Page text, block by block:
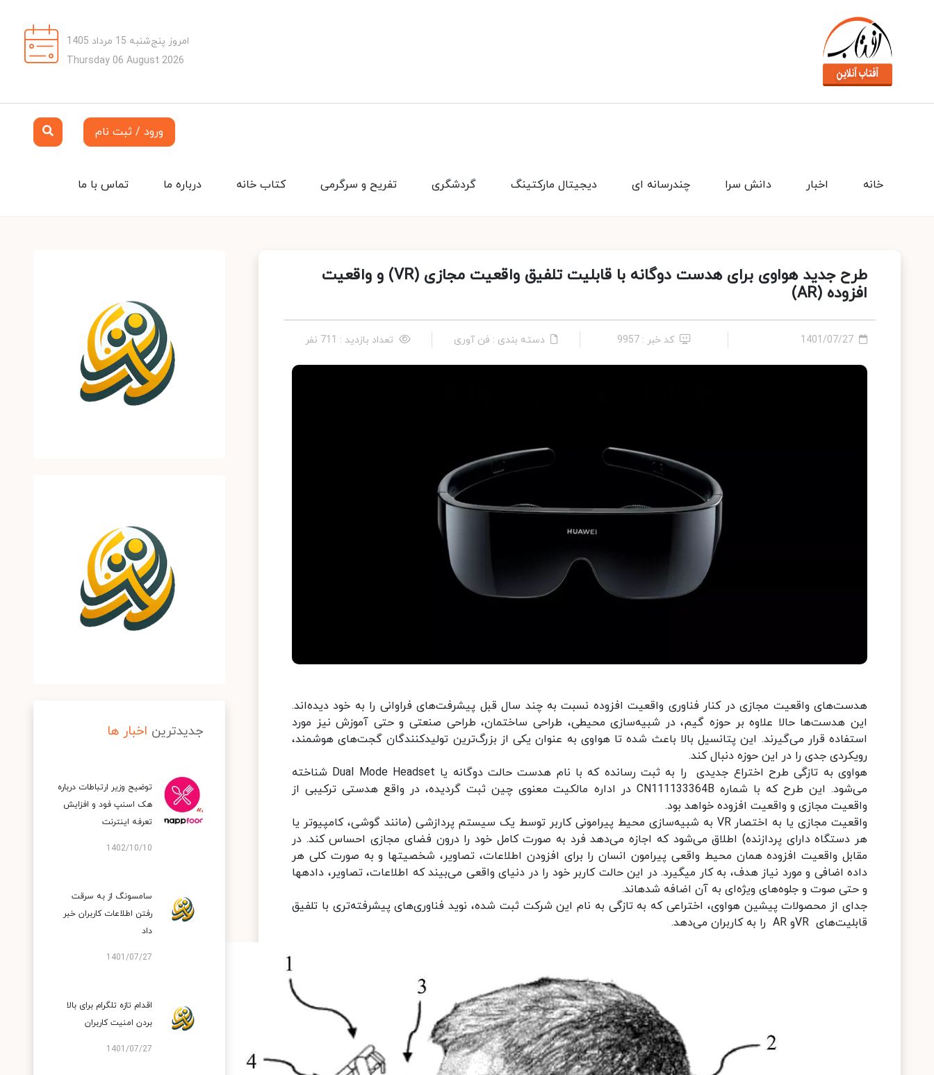
امروز پنج‌شنبه 15 مرداد 1405
Thursday 06 August 2026
ورود / ثبت نام
تماس با ما درباره ما کتاب خانه تفریح و سرگرمی گردشگری دیجیتال مارکتینگ چندرسانه ای دانش سرا اخبار خانه
طرح جدید هواوی برای هدست دوگانه با قابلیت تلفیق واقعیت مجازی (VR) و واقعیت
افزوده (AR)
1401/07/27 کد خبر : 9957 دسته بندی : فن آوری تعداد بازدید : 711 نفر
هدست‌های واقعیت مجازی در کنار فناوری واقعیت افزوده نسبت به چند سال قبل پیشرفت‌های فراوانی را به خود دیده‌اند.
این هدست‌ها حالا علاوه بر حوزه گیم، در شبیه‌سازی محیطی، طراحی ساختمان، طراحی صنعتی و حتی آموزش نیز مورد
استفاده قرار می‌گیرند. این پتانسیل بالا باعث شده تا هواوی به عنوان یکی از بزرگ‌ترین تولیدکنندگان گجت‌های هوشمند،
رویکردی جدی را در این حوزه دنبال کند.
هواوی به تازگی طرح اختراع جدیدی را به ثبت رسانده که با نام هدست حالت دوگانه یا Dual Mode Headset شناخته
می‌شود. این طرح که با شماره CN111133364B در اداره مالکیت معنوی چین ثبت گردیده، در واقع هدستی ترکیبی از
واقعیت مجازی و واقعیت افزوده خواهد بود.
واقعیت مجازی یا به اختصار VR به شبیه‌سازی محیط پیرامونی کاربر توسط یک سیستم پردازشی (مانند گوشی، کامپیوتر یا
هر دستگاه دارای پردازنده) اطلاق می‌شود که اجازه می‌دهد فرد به صورت کامل خود را درون فضای مجازی احساس کند. در
مقابل واقعیت افزوده همان محیط واقعی پیرامون انسان را برای افزودن اطلاعات، تصاویر، شخصیت‎ها و به صورت کلی هر
داده اضافی و مورد نیاز هدف، به کار می‎گیرد. در این حالت کاربر خود را در دنیای واقعی می‌‎بیند که اطلاعات، تصاویر، داده‎ها
و حتی صوت و جلوه‌‎های ویژه‌ای به آن اضافه شده‎اند.
جدای از محصولات پیشین هواوی، اختراعی که به تازگی به نام این شرکت ثبت شده، نوید فناوری‌های پیشرفته‌تری با تلفیق
قابلیت‌های VRو AR را به کاربران می‌دهد.
جدیدترین اخبار ها
توضیح وزیر ارتباطات درباره
هک اسنپ‌ فود و افزایش
تعرفه اینترنت
1402/10/10
سامسونگ از به سرقت
رفتن اطلاعات کاربران خبر
داد
1401/07/27
اقدام تازه تلگرام برای بالا
بردن امنیت کاربران
1401/07/27